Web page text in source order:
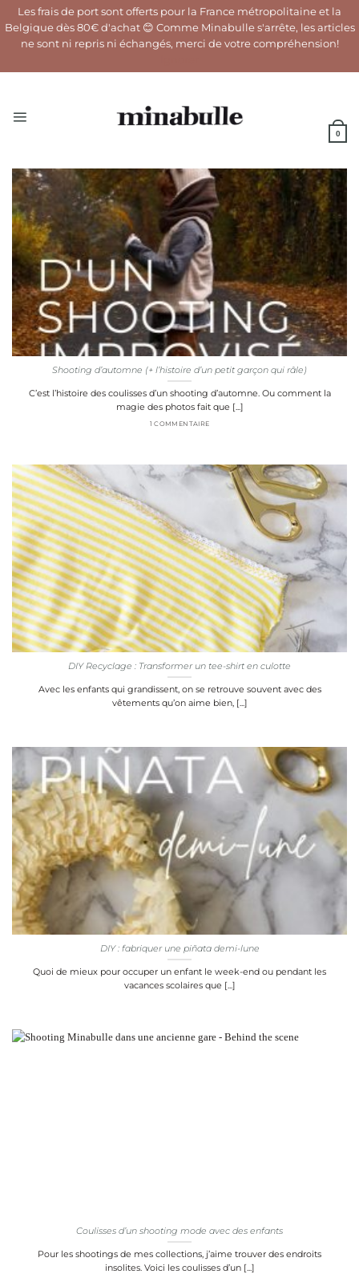
Les frais de port sont offerts pour la France métropolitaine et la
Belgique dès 80€ d'achat 😊 Comme Minabulle s'arrête, les articles
ne sont ni repris ni échangés, merci de votre compréhension!
contenu
0
Shooting d’automne (+ l’histoire d’un petit garçon qui râle)
C’est l’histoire des coulisses d’un shooting d’automne. Ou comment la
magie des photos fait que [...]
1 COMMENTAIRE
DIY Recyclage : Transformer un tee-shirt en culotte
Avec les enfants qui grandissent, on se retrouve souvent avec des
vêtements qu’on aime bien, [...]
DIY : fabriquer une piñata demi-lune
Quoi de mieux pour occuper un enfant le week-end ou pendant les
vacances scolaires que [...]
Coulisses d’un shooting mode avec des enfants
Pour les shootings de mes collections, j’aime trouver des endroits
insolites. Voici les coulisses d’un [...]